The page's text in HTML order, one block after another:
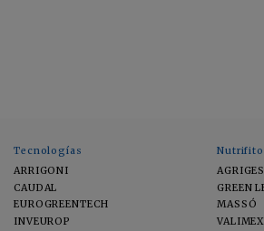
Tecnologías
ARRIGONI
CAUDAL
EUROGREENTECH
INVEUROP
AGRIGES
GREEN
MASSÓ
VALIMEX